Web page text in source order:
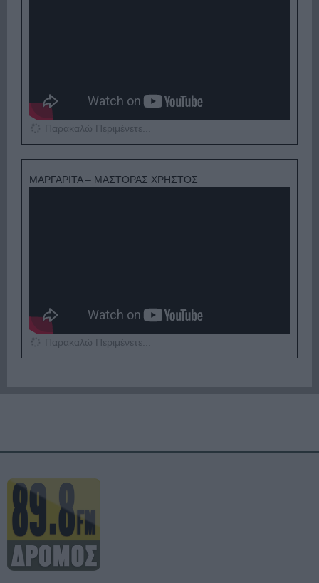
Παρακαλώ Περιμένετε...
ΜΑΡΓΑΡΙΤΑ – ΜΑΣΤΟΡΑΣ ΧΡΗΣΤΟΣ
Παρακαλώ Περιμένετε...